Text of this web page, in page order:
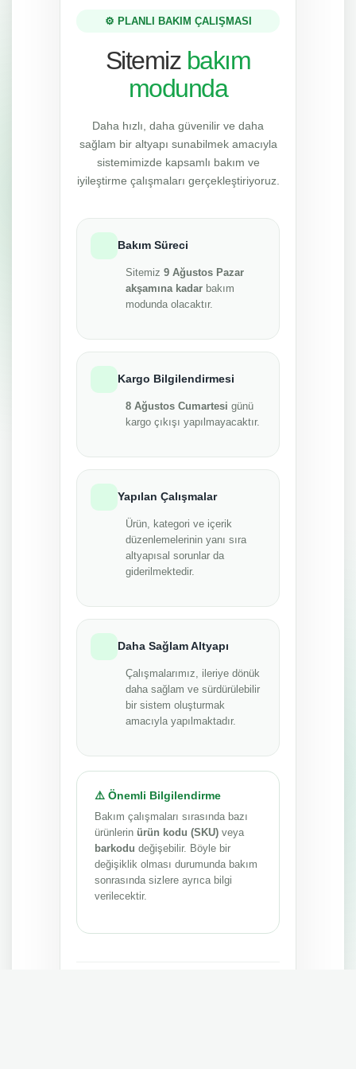
⚙️ PLANLI BAKIM ÇALIŞMASI
Sitemiz bakım
modunda
Daha hızlı, daha güvenilir ve daha
sağlam bir altyapı sunabilmek amacıyla
sistemimizde kapsamlı bakım ve
iyileştirme çalışmaları gerçekleştiriyoruz.
Bakım Süreci
Sitemiz 9 Ağustos Pazar
akşamına kadar bakım
modunda olacaktır.
Kargo Bilgilendirmesi
8 Ağustos Cumartesi günü
kargo çıkışı yapılmayacaktır.
Yapılan Çalışmalar
Ürün, kategori ve içerik
düzenlemelerinin yanı sıra
altyapısal sorunlar da
giderilmektedir.
Daha Sağlam Altyapı
Çalışmalarımız, ileriye dönük
daha sağlam ve sürdürülebilir
bir sistem oluşturmak
amacıyla yapılmaktadır.
⚠️ Önemli Bilgilendirme
Bakım çalışmaları sırasında bazı
ürünlerin ürün kodu (SKU) veya
barkodu değişebilir. Böyle bir
değişiklik olması durumunda bakım
sonrasında sizlere ayrıca bilgi
verilecektir.